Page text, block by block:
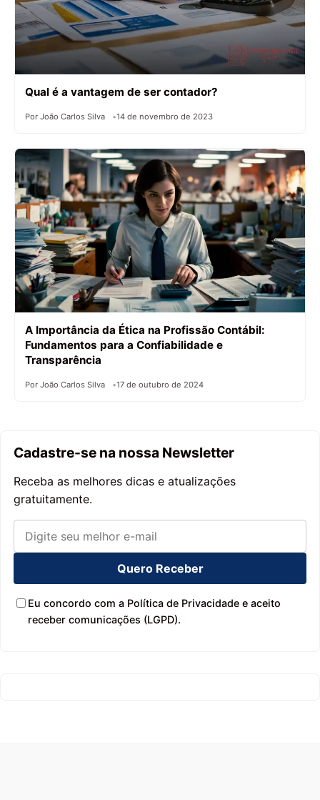
Qual é a vantagem de ser contador?
Por João Carlos Silva 14 de novembro de 2023
A Importância da Ética na Profissão Contábil:
Fundamentos para a Confiabilidade e
Transparência
Por João Carlos Silva 17 de outubro de 2024
Cadastre-se na nossa Newsletter
Receba as melhores dicas e atualizações
gratuitamente.
Quero Receber
Eu concordo com a Política de Privacidade e aceito
receber comunicações (LGPD).